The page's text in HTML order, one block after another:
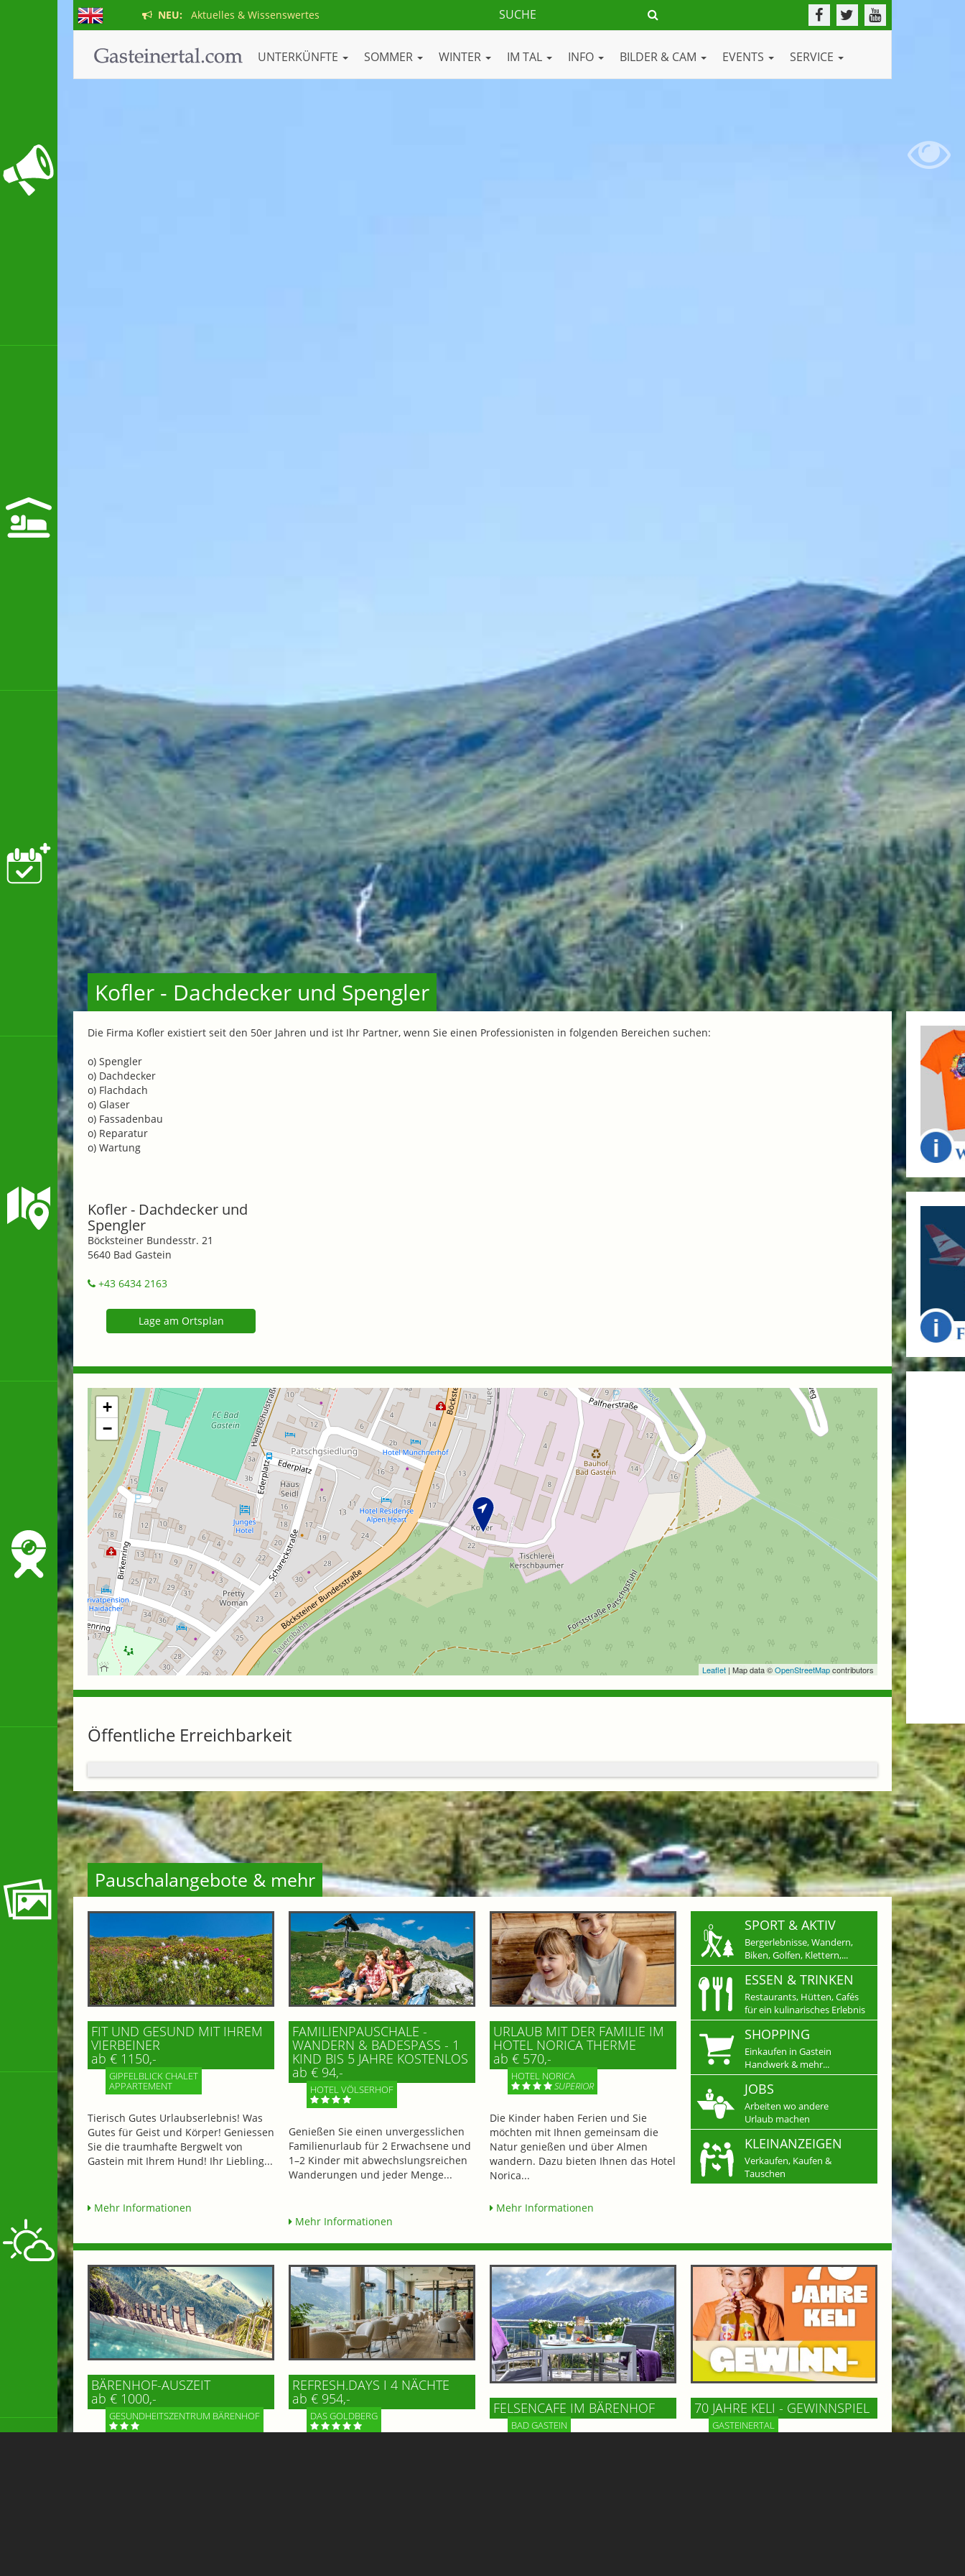
NEU: Aktuelles & Wissenswertes
UNTERKÜNFTE SOMMER WINTER IM TAL INFO BILDER & CAM EVENTS SERVICE
Kofler - Dachdecker und Spengler
Die Firma Kofler existiert seit den 50er Jahren und ist Ihr Partner, wenn Sie einen Professionisten in folgenden Bereichen suchen:
o) Spengler
o) Dachdecker
o) Flachdach
o) Glaser
o) Fassadenbau
o) Reparatur
o) Wartung
Kofler - Dachdecker und
Spengler
Böcksteiner Bundesstr. 21
5640 Bad Gastein
+43 6434 2163
Lage am Ortsplan
+
−
Leaflet | Map data ©OpenStreetMapcontributors
Öffentliche Erreichbarkeit
Pauschalangebote & mehr
FIT UND GESUND MIT IHREM
VIERBEINER
ab € 1150,-
GIPFELBLICK CHALET
APPARTEMENT
Tierisch Gutes Urlaubserlebnis! Was
Gutes für Geist und Körper! Geniessen
Sie die traumhafte Bergwelt von
Gastein mit Ihrem Hund! Ihr Liebling...
Mehr Informationen
FAMILIENPAUSCHALE -
WANDERN & BADESPASS - 1 K
IND BIS 5 JAHRE KOSTENLOS
ab € 94,-
HOTEL VÖLSERHOF
Genießen Sie einen unvergesslichen
Familienurlaub für 2 Erwachsene und
1–2 Kinder mit abwechslungsreichen
Wanderungen und jeder Menge...
Mehr Informationen
URLAUB MIT DER FAMILIE IM
HOTEL NORICA THERME
ab € 570,-
HOTEL NORICA
SUPERIOR
Die Kinder haben Ferien und Sie
möchten mit Ihnen gemeinsam die
Natur genießen und über Almen
wandern. Dazu bieten Ihnen das Hotel
Norica...
Mehr Informationen
SPORT & AKTIV
Bergerlebnisse, Wandern,
Biken, Golfen, Klettern,...
ESSEN & TRINKEN
Restaurants, Hütten, Cafés
für ein kulinarisches Erlebnis
SHOPPING
Einkaufen in Gastein
Handwerk & mehr...
JOBS
Arbeiten wo andere
Urlaub machen
KLEINANZEIGEN
Verkaufen, Kaufen &
Tauschen
BÄRENHOF-AUSZEIT
ab € 1000,-
GESUNDHEITSZENTRUM BÄRENHOF
REFRESH.DAYS I 4 NÄCHTE
ab € 954,-
DAS GOLDBERG FELSENCAFE IM BÄRENHOF
BAD GASTEIN
70 JAHRE KELI - GEWINNSPIEL
GASTEINERTAL